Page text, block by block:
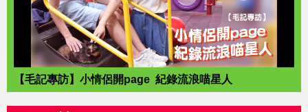
【毛記專訪】小情侶開page 紀錄流浪喵星人